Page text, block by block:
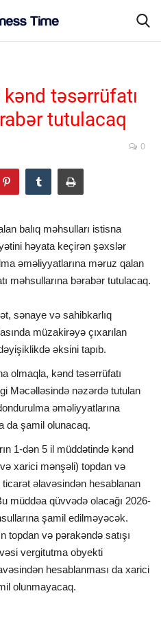
kənd təsərrüfatı
tutulacaq
0
balıq məhsulları istisna
həyata keçirən şəxslər
əməliyyatlarına məruz qalan
məhsullarına bərabər tutulacaq.
sənaye və sahibkarlıq
müzakirəyə çıxarılan
əksini tapıb.
olmaqla, kənd təsərrüfatı
Məcəlləsində nəzərdə tutulan
əməliyyatlarına
da şamil olunacaq.
1-dən 5 il müddətində kənd
xarici mənşəli) topdan və
ticarət əlavəsindən hesablanan
müddəa qüvvədə olacağı 2026-
şamil edilməyəcək.
topdan və pərakəndə satışı
vergitutma obyekti
hesablanması da xarici
olunmayacaq.